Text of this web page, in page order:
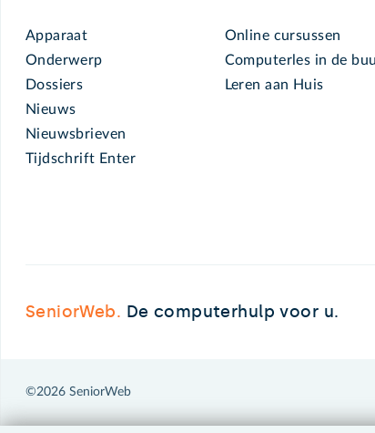
Apparaat
Onderwerp
Dossiers
Nieuws
Nieuwsbrieven
Tijdschrift Enter
Online cursussen
Computerles in de
Leren aan Huis
SeniorWeb. De computerhulp voor u.
©2026 SeniorWeb